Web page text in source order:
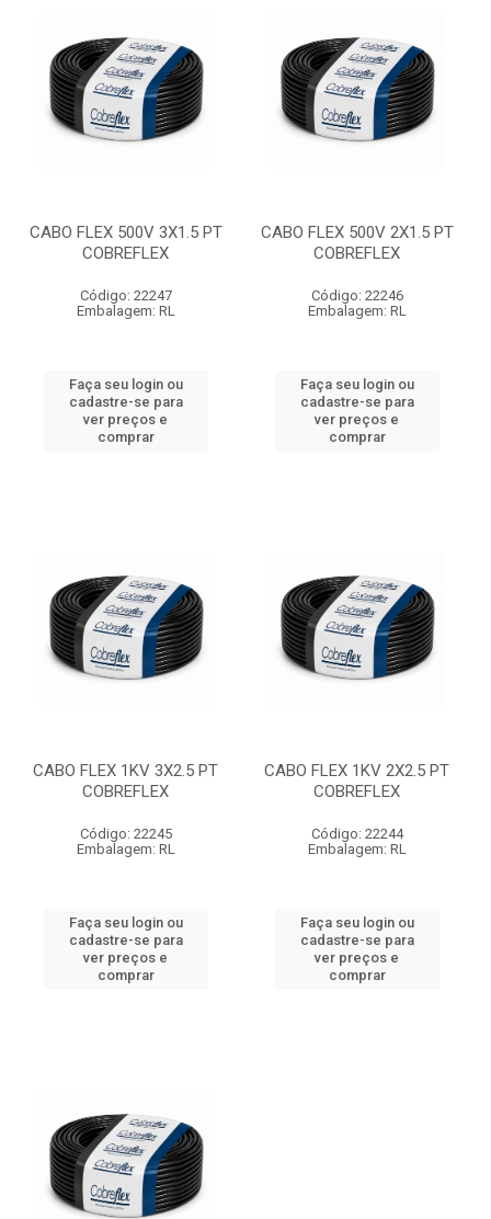
CABO FLEX 500V 3X1.5 PT
COBREFLEX
Código: 22247
Embalagem: RL
Faça seu login ou
cadastre-se para
ver preços e
comprar
CABO FLEX 500V 2X1.5 PT
COBREFLEX
Código: 22246
Embalagem: RL
Faça seu login ou
cadastre-se para
ver preços e
comprar
CABO FLEX 1KV 3X2.5 PT
COBREFLEX
Código: 22245
Embalagem: RL
Faça seu login ou
cadastre-se para
ver preços e
comprar
CABO FLEX 1KV 2X2.5 PT
COBREFLEX
Código: 22244
Embalagem: RL
Faça seu login ou
cadastre-se para
ver preços e
comprar